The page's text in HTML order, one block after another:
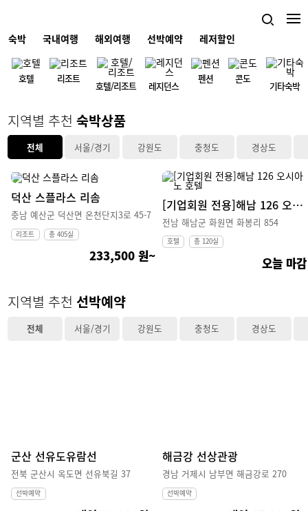
숙박 국내여행 해외여행 선박예약 레저할인
호텔 리조트
호텔/리조트 레지던스
펜션 콘도
기타숙박
지역별 추천숙박상품
전체 서울/경기 강원도 충청도 경상도
덕산 스플라스 리솜
충남 예산군 덕산면 온천단지3로 45-7
리조트 총 405실
233,500 원~
[기업회원 전용]해남 126 오시아노 호텔
전남 해남군 화원면 화봉리 854
호텔 총 120실
오늘 마감
지역별 추천 선박예약
전체 서울/경기 강원도 충청도 경상도
군산 선유도유람선
전북 군산시 옥도면 선유북길 37
선박예약
해금강 선상관광
경남 거제시 남부면 해금강로 270
선박예약